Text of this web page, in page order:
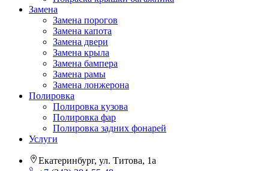
Замена
Замена порогов
Замена капота
Замена двери
Замена крыла
Замена бампера
Замена рамы
Замена лонжерона
Полировка
Полировка кузова
Полировка фар
Полировка задних фонарей
Услуги
Екатеринбург, ул. Титова, 1а